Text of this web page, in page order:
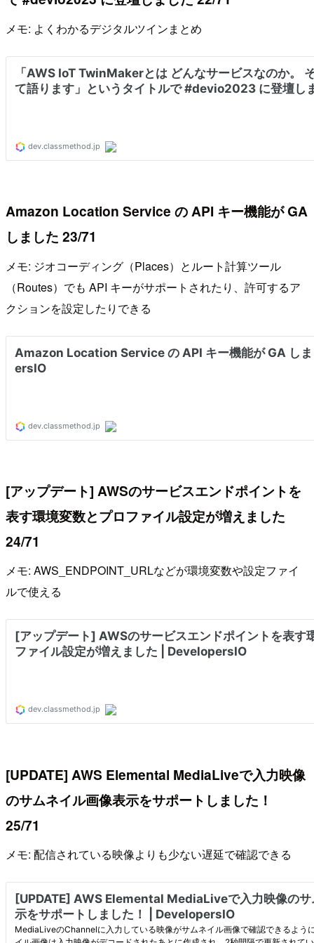
メモ: よくわかるデジタルツインまとめ
Amazon Location Service の API キー機能が GA
しました 23/71
メモ: ジオコーディング（Places）とルート計算ツール
（Routes）でも API キーがサポートされたり、許可するア
クションを設定したりできる
[アップデート] AWSのサービスエンドポイントを
表す環境変数とプロファイル設定が増えました
24/71
メモ: AWS_ENDPOINT_URLなどが環境変数や設定ファイ
ルで使える
[UPDATE] AWS Elemental MediaLiveで入力映像
のサムネイル画像表示をサポートしました！
25/71
メモ: 配信されている映像よりも少ない遅延で確認できる